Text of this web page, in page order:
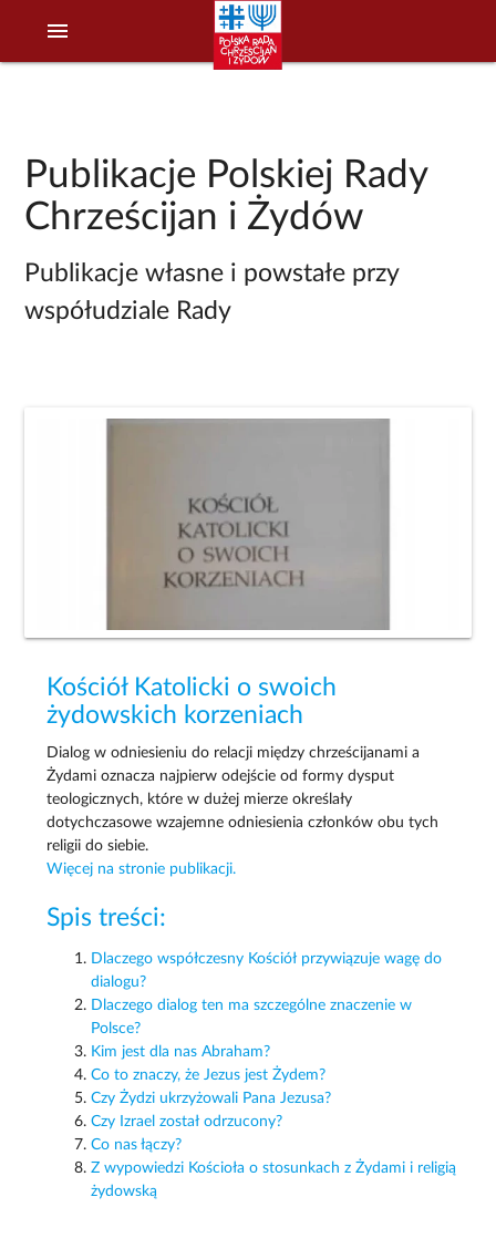
menu
Publikacje Polskiej Rady
Chrześcijan i Żydów
Publikacje własne i powstałe przy
współudziale Rady
Kościół Katolicki o swoich
żydowskich korzeniach
Dialog w odniesieniu do relacji między chrześcijanami a
Żydami oznacza najpierw odejście od formy dysput
teologicznych, które w dużej mierze określały
dotychczasowe wzajemne odniesienia członków obu tych
religii do siebie.
Więcej na stronie publikacji.
Spis treści:
Dlaczego współczesny Kościół przywiązuje wagę do
dialogu?
Dlaczego dialog ten ma szczególne znaczenie w
Polsce?
Kim jest dla nas Abraham?
Co to znaczy, że Jezus jest Żydem?
Czy Żydzi ukrzyżowali Pana Jezusa?
Czy Izrael został odrzucony?
Co nas łączy?
Z wypowiedzi Kościoła o stosunkach z Żydami i religią
żydowską